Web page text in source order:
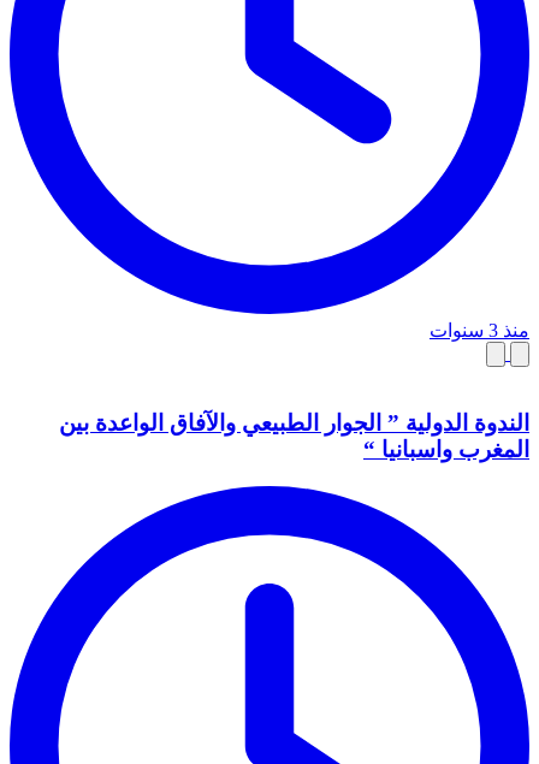
منذ 3 سنوات
الندوة الدولية ” الجوار الطبيعي والآفاق الواعدة بين
المغرب واسبانيا “